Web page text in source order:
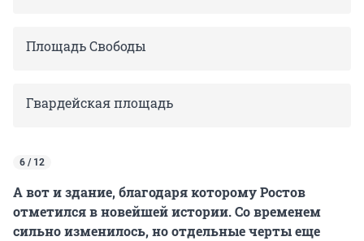
Площадь Свободы
Гвардейская площадь
6 / 12
А вот и здание, благодаря которому Ростов
отметился в новейшей истории. Со временем
сильно изменилось, но отдельные черты еще